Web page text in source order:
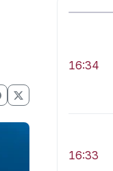
16:34
16:33